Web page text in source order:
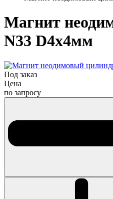
Магнит
N33 D4x4мм
Под заказ
Цена
по запросу